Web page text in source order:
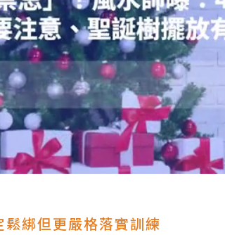
鬆綁但更嚴格落實訓練